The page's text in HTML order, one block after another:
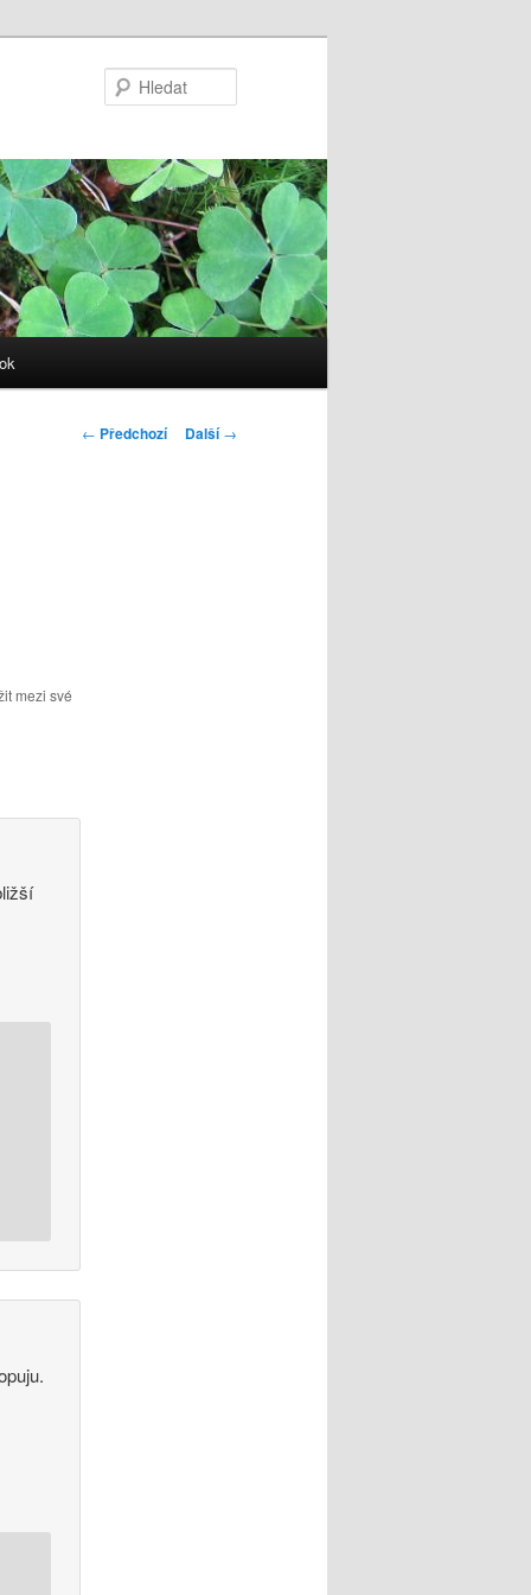
Navigace
← Předchozí Další→
mezi své